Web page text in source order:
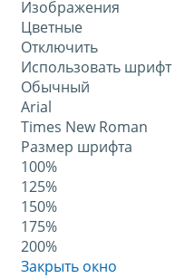
Изображения
Цветные
Отключить
Использовать шрифт
Обычный
Arial
Times New Roman
Размер шрифта
100%
125%
150%
175%
200%
Закрыть окно